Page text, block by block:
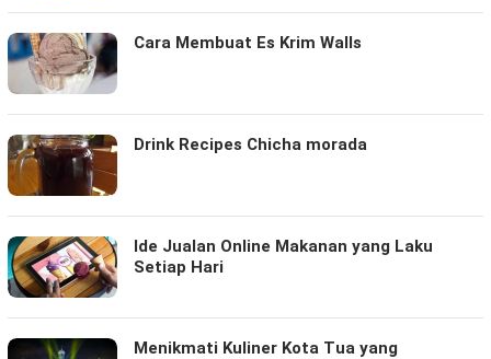
Cara Membuat Es Krim Walls
Drink Recipes Chicha morada
Ide Jualan Online Makanan yang Laku
Setiap Hari
Menikmati Kuliner Kota Tua yang